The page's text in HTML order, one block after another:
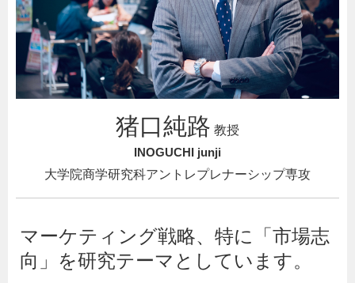
猪口純路 教授
INOGUCHI junji
大学院商学研究科アントレプレナーシップ専攻
マーケティング戦略、特に「市場志
向」を研究テーマとしています。